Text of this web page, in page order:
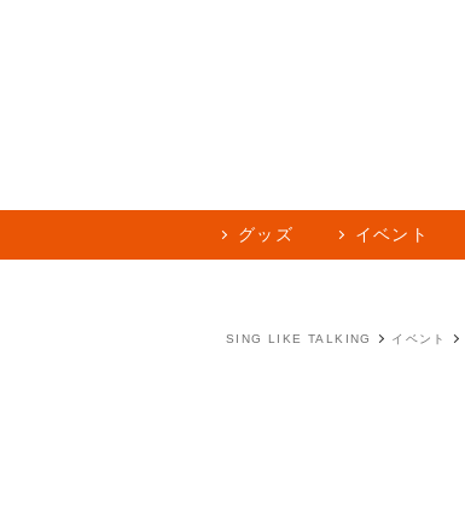
グッズ イベント
SING LIKE TALKING イベント